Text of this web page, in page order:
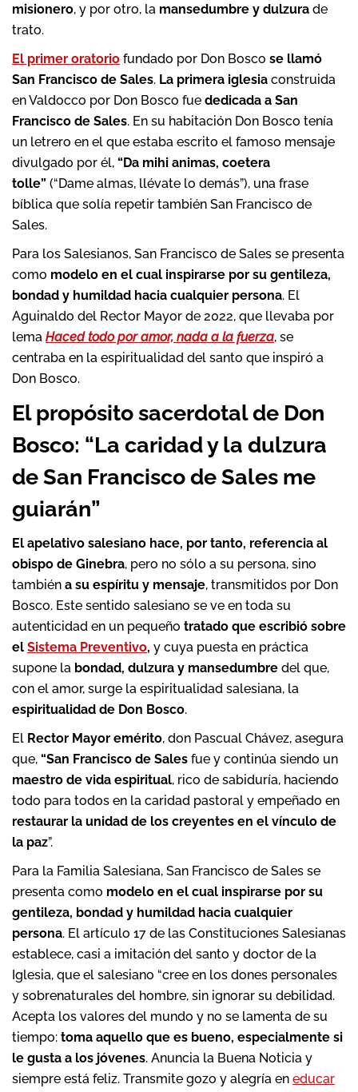
misionero, y por otro, la mansedumbre y dulzura de
trato.
El primer oratorio fundado por Don Bosco se llamó
San Francisco de Sales. La primera iglesia construida
en Valdocco por Don Bosco fue dedicada a San
Francisco de Sales. En su habitación Don Bosco tenía
un letrero en el que estaba escrito el famoso mensaje
divulgado por él, “Da mihi animas, coetera
tolle” (“Dame almas, llévate lo demás”), una frase
bíblica que solía repetir también San Francisco de
Sales.
Para los Salesianos, San Francisco de Sales se presenta
como modelo en el cual inspirarse por su gentileza,
bondad y humildad hacia cualquier persona. El
Aguinaldo del Rector Mayor de 2022, que llevaba por
lema Haced todo por amor, nada a la fuerza, se
centraba en la espiritualidad del santo que inspiró a
Don Bosco.
El propósito sacerdotal de Don
Bosco: “La caridad y la dulzura
de San Francisco de Sales me
guiarán”
El apelativo salesiano hace, por tanto, referencia al
obispo de Ginebra, pero no sólo a su persona, sino
también a su espíritu y mensaje, transmitidos por Don
Bosco. Este sentido salesiano se ve en toda su
autenticidad en un pequeño tratado que escribió sobre
el Sistema Preventivo, y cuya puesta en práctica
supone la bondad, dulzura y mansedumbre del que,
con el amor, surge la espiritualidad salesiana, la
espiritualidad de Don Bosco.
El Rector Mayor emérito, don Pascual Chávez, asegura
que, “San Francisco de Sales fue y continúa siendo un
maestro de vida espiritual, rico de sabiduría, haciendo
todo para todos en la caridad pastoral y empeñado en
restaurar la unidad de los creyentes en el vínculo de
la paz”.
Para la Familia Salesiana, San Francisco de Sales se
presenta como modelo en el cual inspirarse por su
gentileza, bondad y humildad hacia cualquier
persona. El artículo 17 de las Constituciones Salesianas
establece, casi a imitación del santo y doctor de la
Iglesia, que el salesiano “cree en los dones personales
y sobrenaturales del hombre, sin ignorar su debilidad.
Acepta los valores del mundo y no se lamenta de su
tiempo: toma aquello que es bueno, especialmente si
le gusta a los jóvenes. Anuncia la Buena Noticia y
siempre está feliz. Transmite gozo y alegría en educar